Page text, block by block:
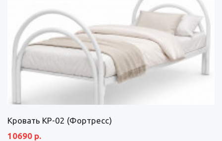
Кровать КР-02 (Фортресс)
10690 р.